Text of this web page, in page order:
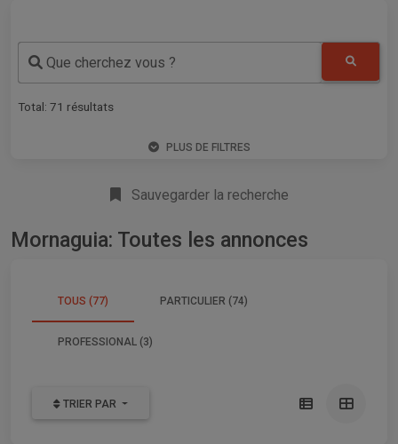
Que cherchez vous ?
Total: 71 résultats
PLUS DE FILTRES
Sauvegarder la recherche
Mornaguia: Toutes les annonces
TOUS (77) PARTICULIER (74)
PROFESSIONAL (3)
TRIER PAR